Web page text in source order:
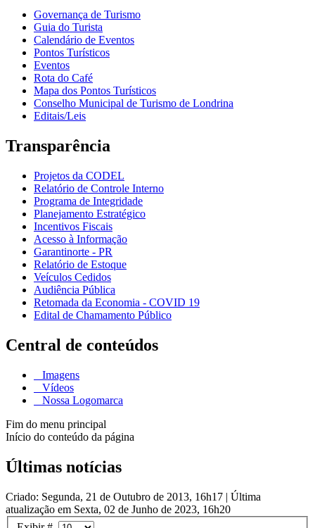
Governança de Turismo
Guia do Turista
Calendário de Eventos
Pontos Turísticos
Eventos
Rota do Café
Mapa dos Pontos Turísticos
Conselho Municipal de Turismo de Londrina
Editais/Leis
Transparência
Projetos da CODEL
Relatório de Controle Interno
Programa de Integridade
Planejamento Estratégico
Incentivos Fiscais
Acesso à Informação
Garantinorte - PR
Relatório de Estoque
Veículos Cedidos
Audiência Pública
Retomada da Economia - COVID 19
Edital de Chamamento Público
Central de conteúdos
Imagens
Vídeos
Nossa Logomarca
Fim do menu principal
Início do conteúdo da página
Últimas notícias
Criado: Segunda, 21 de Outubro de 2013, 16h17 | Última
atualização em Sexta, 02 de Junho de 2023, 16h20